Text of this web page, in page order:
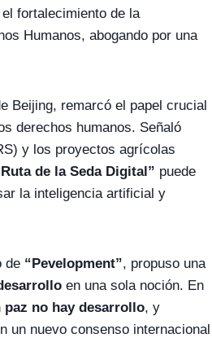
fortalecimiento de la
Humanos, abogando por una
Beijing, remarcó el papel crucial
derechos humanos. Señaló
y los proyectos agrícolas
de la Seda Digital” puede
la inteligencia artificial y
de “Pevelopment”, propuso una
en una sola noción. En
no hay desarrollo, y
un nuevo consenso internacional